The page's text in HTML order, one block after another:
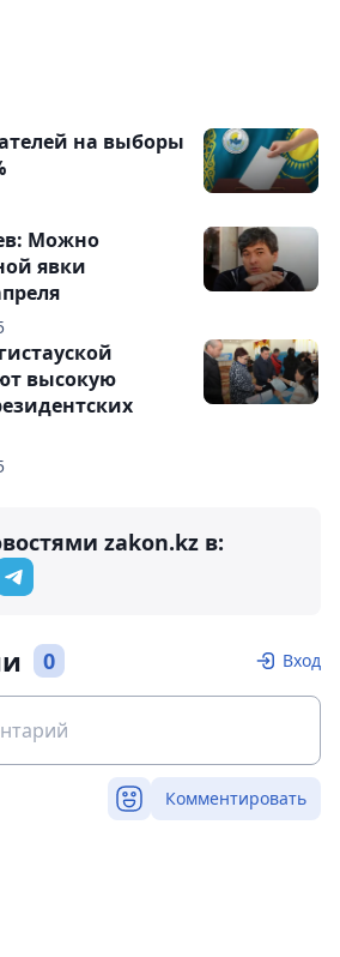
на выборы
Можно
явки
высокую
zakon.kz в:
0 Вход
Комментировать